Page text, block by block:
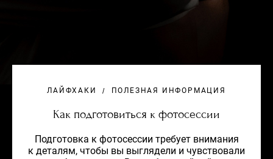
ЛАЙФХАКИ ПОЛЕЗНАЯ ИНФОРМАЦИЯ
Как подготовиться к фотосессии
Подготовка к фотосессии требует внимания
к деталям, чтобы вы выглядели и чувствовали